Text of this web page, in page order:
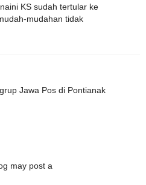
KS sudah tertular ke
mudahan tidak
Jawa Pos di Pontianak
may post a